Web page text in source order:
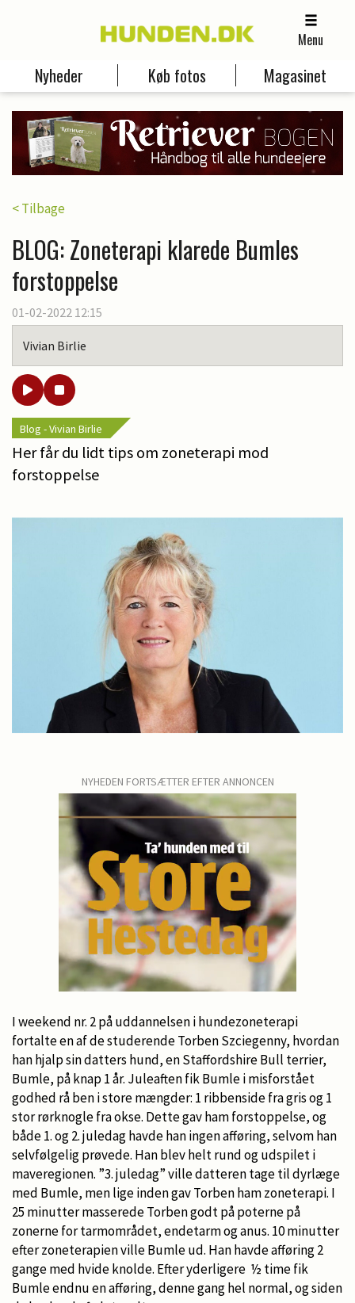
Menu
Nyheder Køb fotos Magasinet
< Tilbage
BLOG: Zoneterapi klarede Bumles
forstoppelse
01-02-2022 12:15
Vivian Birlie
Blog - Vivian Birlie
Her får du lidt tips om zoneterapi mod
forstoppelse
NYHEDEN FORTSÆTTER EFTER ANNONCEN
I weekend nr. 2 på uddannelsen i hundezoneterapi
fortalte en af de studerende Torben Szciegenny, hvordan
han hjalp sin datters hund, en Staffordshire Bull terrier,
Bumle, på knap 1 år. Juleaften fik Bumle i misforstået
godhed rå ben i store mængder: 1 ribbenside fra gris og 1
stor rørknogle fra okse. Dette gav ham forstoppelse, og
både 1. og 2. juledag havde han ingen afføring, selvom han
selvfølgelig prøvede. Han blev helt rund og udspilet i
maveregionen. ”3. juledag” ville datteren tage til dyrlæge
med Bumle, men lige inden gav Torben ham zoneterapi. I
25 minutter masserede Torben godt på poterne på
zonerne for tarmområdet, endetarm og anus. 10 minutter
efter zoneterapien ville Bumle ud. Han havde afføring 2
gange med hvide knolde. Efter yderligere ½ time fik
Bumle endnu en afføring, denne gang hel normal, og siden